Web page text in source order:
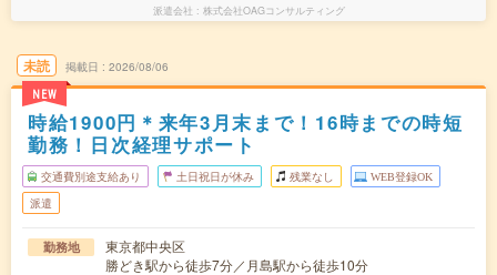
派遣会社 株式会社OAGコンサルティング
未読
NEW
掲載日 2026/08/06
時給1900円＊来年3月末まで！16時までの時短
勤務！日次経理サポート
交通費別途支給あり 土日祝日が休み 残業なし WEB登録OK
派遣
勤務地
東京都中央区
勝どき駅から徒歩7分／月島駅から徒歩10分